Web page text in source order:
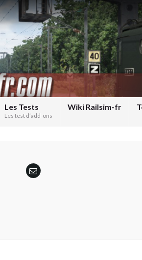
Les Tests
Les test d’add-ons
Wiki Railsim-fr